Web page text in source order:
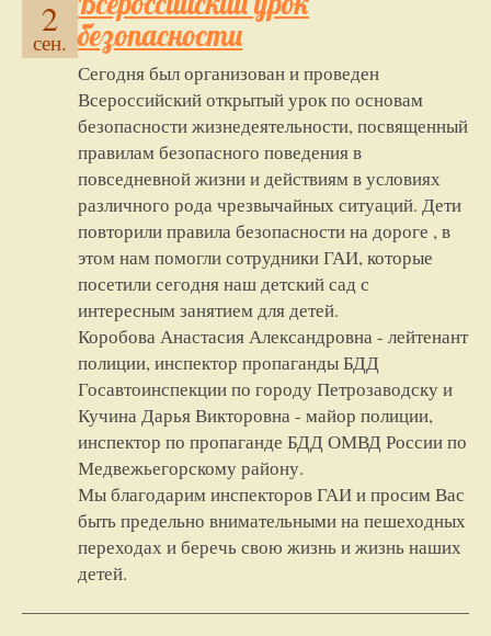
2
сен. безопасности
Сегодня был организован и проведен
Всероссийский открытый урок по основам
безопасности жизнедеятельности, посвященный
правилам безопасного поведения в
повседневной жизни и действиям в условиях
различного рода чрезвычайных ситуаций. Дети
повторили правила безопасности на дороге , в
этом нам помогли сотрудники ГАИ, которые
посетили сегодня наш детский сад с
интересным занятием для детей.
Коробова Анастасия Александровна - лейтенант
полиции, инспектор пропаганды БДД
Госавтоинспекции по городу Петрозаводску и
Кучина Дарья Викторовна - майор полиции,
инспектор по пропаганде БДД ОМВД России по
Медвежьегорскому району.
Мы благодарим инспекторов ГАИ и просим Вас
быть предельно внимательными на пешеходных
переходах и беречь свою жизнь и жизнь наших
детей.